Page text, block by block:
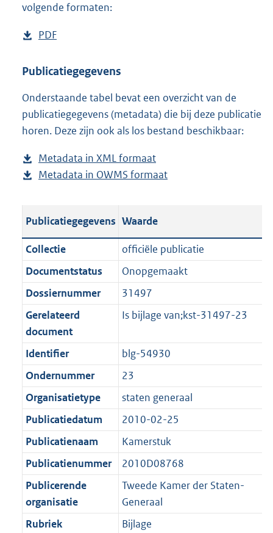
volgende formaten:
D
w
l
o
a
p
u
l
c
t
i
e
i
f
o
r
m
a
a
t
PDF
s
a
n
d
g
r
o
t
:
6
9
6
K
b
Publicatiegegevens
Onderstaande tabel bevat een overzicht van de
publicatiegegevens (metadata) die bij deze publicatie
horen. Deze zijn ook als los bestand beschikbaar:
Metadata in XML formaat
e
a
n
d
s
r
o
o
t
e
:
1
K
b
Metadata in OWMS formaat
a
n
d
g
r
o
o
t
e
:
1
K
b
Publicatiegegevens Waarde
Collectie
officiële publicatie
Documentstatus
Onopgemaakt
Dossiernummer
31497
Gerelateerd
document
Is bijlage van;kst-31497-23
Identifier
blg-54930
Ondernummer
23
Organisatietype
staten generaal
Publicatiedatum
2010-02-25
Publicatienaam
Kamerstuk
Publicatienummer
2010D08768
Publicerende
organisatie
Tweede Kamer der Staten-
Generaal
Rubriek
Bijlage